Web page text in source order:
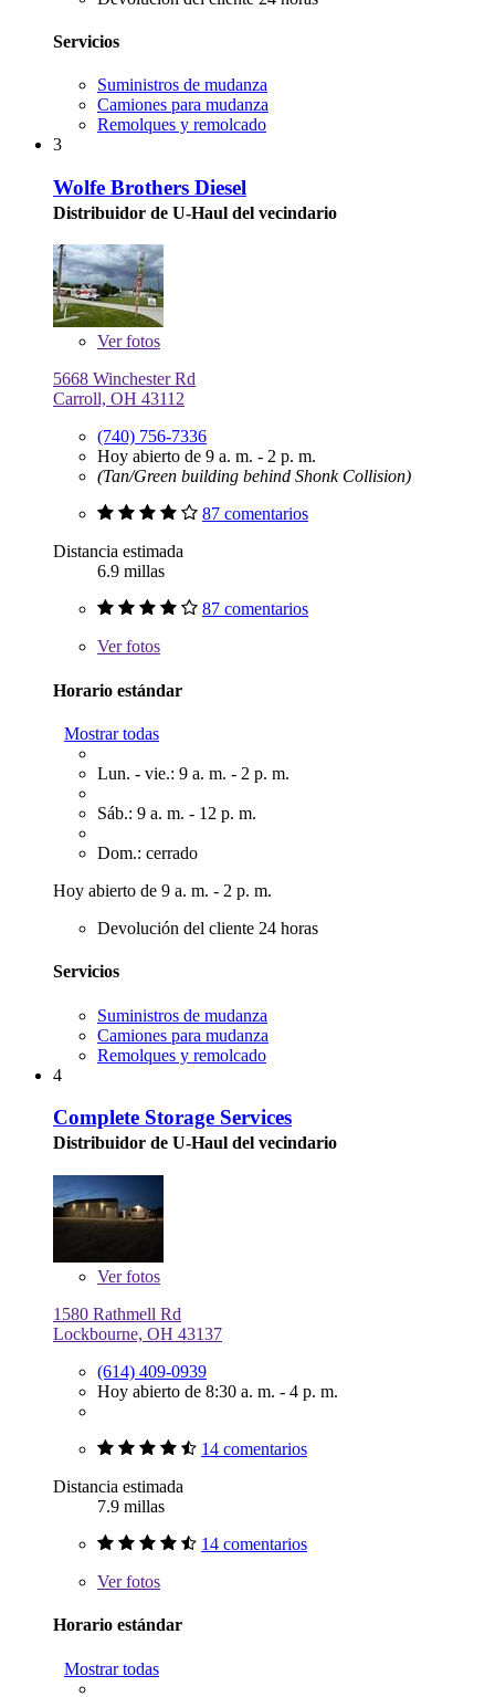
Servicios
Suministros de mudanza
Camiones para mudanza
Remolques y remolcado
3
Wolfe Brothers Diesel
Distribuidor de U-Haul del vecindario
Verfotos
5668 Winchester Rd
Carroll, OH 43112
(740) 756-7336
Hoy abierto de 9 a. m. - 2 p. m.
(Tan/Green building behind Shonk Collision)
87 comentarios
Distancia estimada
6.9 millas
87 comentarios
Verfotos
Horario estándar
Mostrar todas
Lun. - vie.: 9 a. m. - 2 p. m.
Sáb.: 9 a. m. - 12 p. m.
Dom.: cerrado
Hoy abierto de 9 a. m. - 2 p. m.
Devolución del cliente 24 horas
Servicios
Suministros de mudanza
Camiones para mudanza
Remolques y remolcado
4
Complete Storage Services
Distribuidor de U-Haul del vecindario
Verfotos
1580 Rathmell Rd
Lockbourne, OH 43137
(614) 409-0939
Hoy abierto de 8:30 a. m. - 4 p. m.
14 comentarios
Distancia estimada
7.9 millas
14 comentarios
Verfotos
Horario estándar
Mostrar todas